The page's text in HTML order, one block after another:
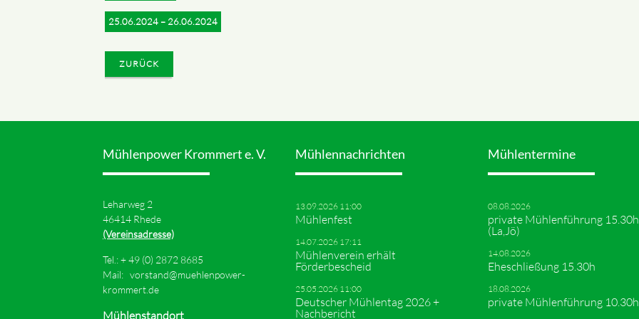
25.06.2024 – 26.06.2024
ZURÜCK
Mühlenpower Krommert e. V.
Leharweg 2
46414 Rhede
(Vereinsadresse)
Tel.: +49 (0) 2872 8685
Mail: vorstand@muehlenpower-
krommert.de
Mühlenstandort
Mühlennachrichten
13.09.2026 11:00
Mühlenfest
14.07.2026 17:11
Mühlenverein erhält
Förderbescheid
25.05.2026 11:00
Deutscher Mühlentag 2026 +
Nachbericht
Mühlentermine
08.08.2026
private Mühlenführung 15.30h
(La,Jö)
14.08.2026
Eheschließung 15.30h
18.08.2026
private Mühlenführung